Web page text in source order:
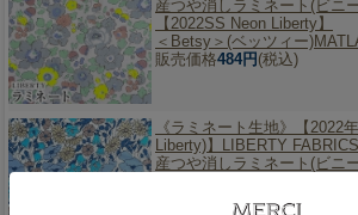
産つや消しラミネート(ビニ
【2022SS Neon Liberty】
＜Betsy＞(ベッツィー
販売価格484円 (税込)
《ラミネート生地》【2022
Liberty)】
LIBERTY
産つや消しラミネート(ビニ